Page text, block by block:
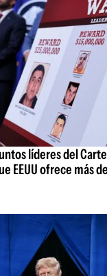
líderes del
EEUU ofrece más